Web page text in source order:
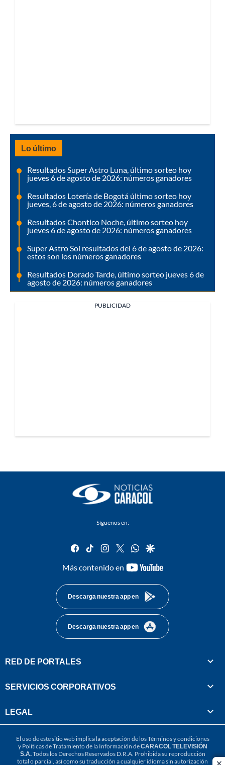
Lo último
Resultados Super Astro Luna, último sorteo hoy
jueves 6 de agosto de 2026: números ganadores
Resultados Lotería de Bogotá último sorteo hoy
jueves, 6 de agosto de 2026: números ganadores
Resultados Chontico Noche, último sorteo hoy
jueves 6 de agosto de 2026: números ganadores
Super Astro Sol resultados del 6 de agosto de 2026:
estos son los números ganadores
Resultados Dorado Tarde, último sorteo jueves 6 de
agosto de 2026: números ganadores
PUBLICIDAD
Síguenos en:
facebook
tiktok instagram
twitterwhatsapp
google
Más contenido en
youtube-
Descarga nuestra app en
Descarga nuestra app en
RED DE PORTALES
SERVICIOS CORPORATIVOS
LEGAL
El uso de este sitio web implica la aceptación de losTérminos y condiciones
y Políticas de Tratamiento de la Información deCARACOL TELEVISIÓN
S.A.Todos los Derechos Reservados D.R.A. Prohibida su reproducción
total o parcial, así como su traducción a cualquier idioma sin autorización